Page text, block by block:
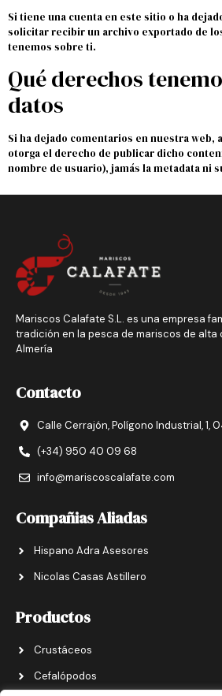
Si tiene una cuenta en este sitio o ha
solicitar recibir un archivo exportado de
tenemos sobre ti.
Qué derechos
datos
Si ha dejado comentarios en nuestra web,
otorga el derecho de publicar dicho
nombre de usuario), jamás la metadata ni
Mariscos Calafate S.L. es una empresa
tradición en la pesca de mariscos de alta
Almería
Contacto
Calle Cerrajón, Polígono Industrial, 1,
(+34) 950 40 09 68
info@mariscoscalafate.com
Compañias Aliadas
Hispano Adra Asesores
Nicolas Casas Astillero
Productos
Crustáceos
Cefalópodos